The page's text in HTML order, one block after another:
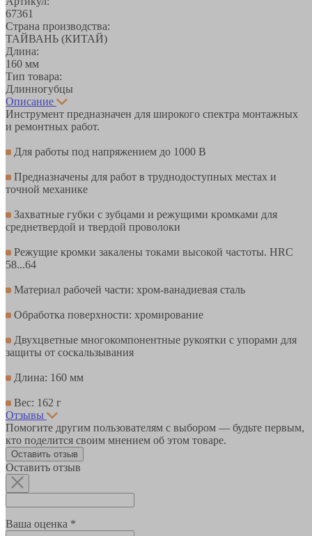
67361
Страна производства:
ТАЙВАНЬ (КИТАЙ)
Длина:
160 мм
Тип товара:
Длинногубцы
Описание
Инструмент предназначен для широкого спектра монтажных
и ремонтных работ.
Для работы под напряжением до 1000 В
Предназначены для работ в труднодоступных местах и
точной механике
Захватные губки с зубцами и режущими кромками для
среднетвердой и твердой проволоки
Режущие кромки закалены токами высокой частоты. HRC
58...64
Материал рабочей части: хром-ванадиевая сталь
Обработка поверхности: хромирование
Двухцветные многокомпонентные рукоятки с упорами для
защиты от соскальзывания
Длина: 160 мм
Вес: 162 г
Отзывы
Помогите другим пользователям с выбором — будьте первым,
кто поделится своим мнением об этом товаре.
Оставить отзыв
Оставить отзыв
Ваша оценка *